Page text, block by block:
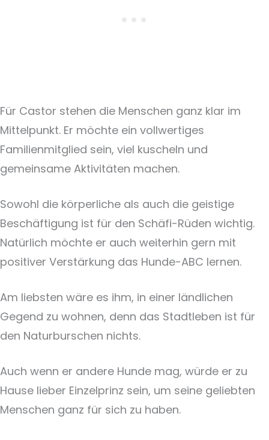
Für Castor stehen die Menschen ganz klar im
Mittelpunkt. Er möchte ein vollwertiges
Familienmitglied sein, viel kuscheln und
gemeinsame Aktivitäten machen.
Sowohl die körperliche als auch die geistige
Beschäftigung ist für den Schäfi-Rüden wichtig.
Natürlich möchte er auch weiterhin gern mit
positiver Verstärkung das Hunde-ABC lernen.
Am liebsten wäre es ihm, in einer ländlichen
Gegend zu wohnen, denn das Stadtleben ist für
den Naturburschen nichts.
Auch wenn er andere Hunde mag, würde er zu
Hause lieber Einzelprinz sein, um seine geliebten
Menschen ganz für sich zu haben.